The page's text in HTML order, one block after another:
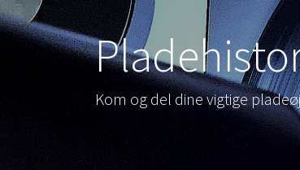
Kom og del dine vigtige